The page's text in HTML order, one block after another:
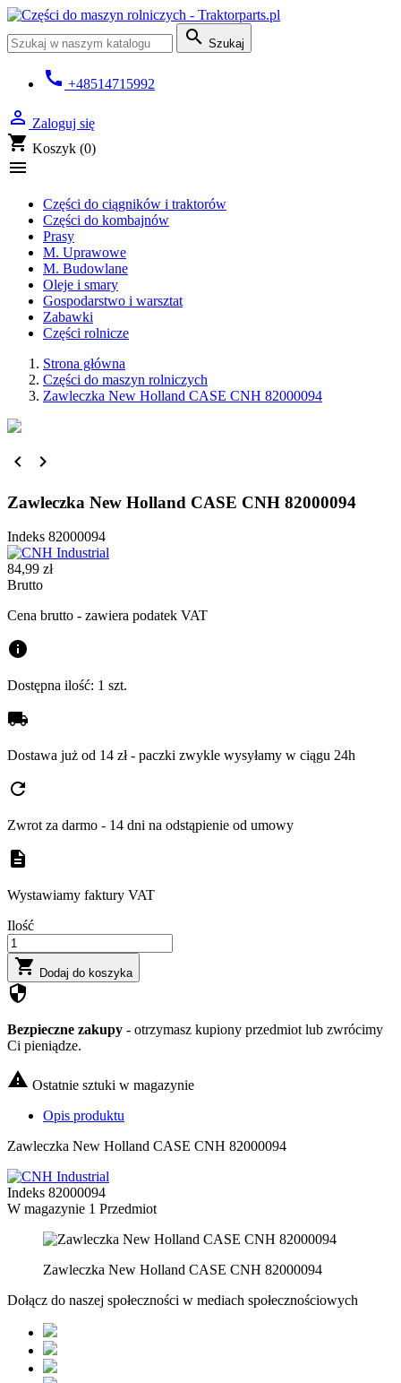
 Szukaj
call +48514715992
 Zaloguj się
shopping_cart Koszyk (0)

Części do ciągników i traktorów
Części do kombajnów
Prasy
M. Uprawowe
M. Budowlane
Oleje i smary
Gospodarstwo i warsztat
Zabawki
Części rolnicze
Strona główna
Części do maszyn rolniczych
Zawleczka New Holland CASE CNH 82000094
 
Zawleczka New Holland CASE CNH 82000094
Indeks 82000094
84,99 zł
Brutto
Cena brutto - zawiera podatek VAT
info
Dostępna ilość: 1 szt.
local_shipping
Dostawa już od 14 zł - paczki zwykle wysyłamy w ciągu 24h
refresh
Zwrot za darmo - 14 dni na odstąpienie od umowy
description
Wystawiamy faktury VAT
Ilość
 Dodaj do koszyka
security
Bezpieczne zakupy - otrzymasz kupiony przedmiot lub zwrócimy
Ci pieniądze.
 Ostatnie sztuki w magazynie
Opis produktu
Zawleczka New Holland CASE CNH 82000094
Indeks 82000094
W magazynie 1 Przedmiot
Zawleczka New Holland CASE CNH 82000094
Dołącz do naszej społeczności w mediach społecznościowych